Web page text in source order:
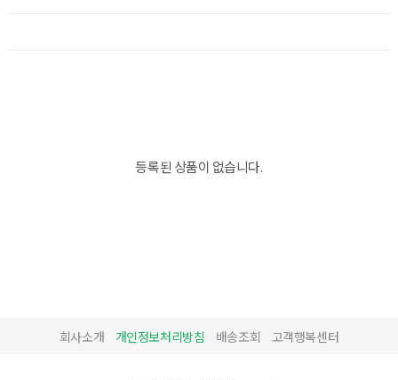
등록된 상품이 없습니다.
회사소개 개인정보처리방침 배송조회 고객행복센터